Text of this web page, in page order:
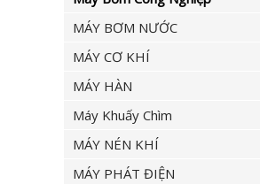
MÁY BƠM NƯỚC
MÁY CƠ KHÍ
MÁY HÀN
Máy Khuấy Chìm
MÁY NÉN KHÍ
MÁY PHÁT ĐIỆN